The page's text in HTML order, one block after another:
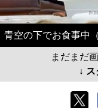
青空の下でお食事中
まだまだ
↓